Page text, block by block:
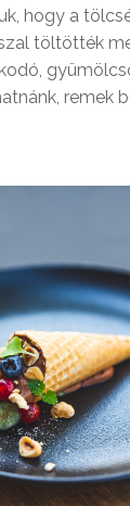
hogy a
töltötték
remek